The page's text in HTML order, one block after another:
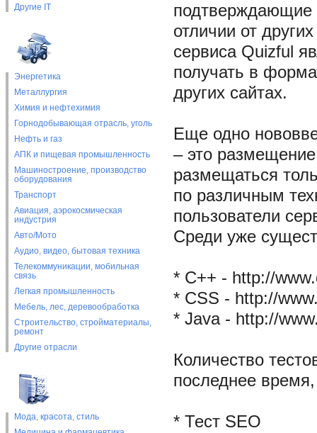
Другие IT
Энергетика
Металлургия
Химия и нефтехимия
Горнодобывающая отрасль, уголь
Нефть и газ
АПК и пищевая промышленность
Машиностроение, производство
оборудования
Транспорт
Авиация, аэрокосмическая
индустрия
Авто/Мото
Аудио, видео, бытовая техника
Телекоммуникации, мобильная
связь
Легкая промышленность
Мебель, лес, деревообработка
Строительство, стройматериалы,
ремонт
Другие отрасли
Мода, красота, стиль
подтверждающие
отличии от
сервиса Quizful
получать в
других сайтах.
Еще одно
– это
размещаться
по различным
пользователи
Среди уже
* C++ - http://
* CSS - http://
* Java - http://
Количество
последнее
* Тест SEO